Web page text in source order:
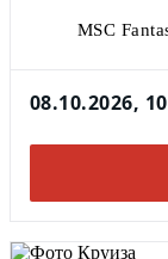
MSC
08.10.2026,